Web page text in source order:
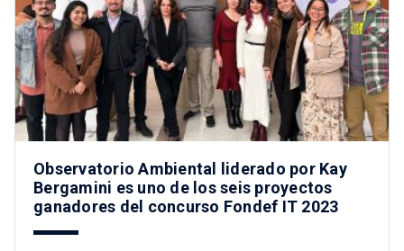
Observatorio Ambiental liderado por Kay
Bergamini es uno de los seis proyectos
ganadores del concurso Fondef IT 2023